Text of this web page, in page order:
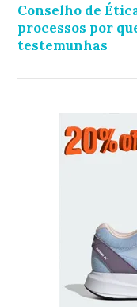
Conselho de
processos por
testemunhas